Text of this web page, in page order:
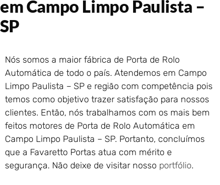
Portão de Garagem de
Portão de Garagem de
Enrolar em Nova Iguaçu – RJ
Portão de Garagem de
Enrolar em Nova Friburgo –
RJ
em Campo Limpo Paulista –
SP
Nós somos a maior fábrica de Porta de Rolo
Automática de todo o país. Atendemos em Campo
Limpo Paulista – SP e região com competência pois
temos como objetivo trazer satisfação para nossos
clientes. Então, nós trabalhamos com os mais bem
feitos motores de Porta de Rolo Automática em
Campo Limpo Paulista – SP. Portanto, concluímos
que a Favaretto Portas atua com mérito e
segurança. Não deixe de visitar nosso portfólio.